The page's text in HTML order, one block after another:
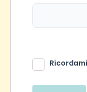
Ricordami